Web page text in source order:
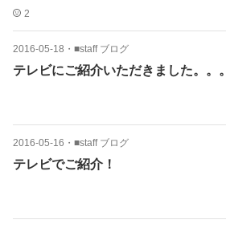
2
2016-05-18 ・ ■staff ブログ
テレビにご紹介いただきました。。。
2016-05-16 ・ ■staff ブログ
テレビでご紹介！